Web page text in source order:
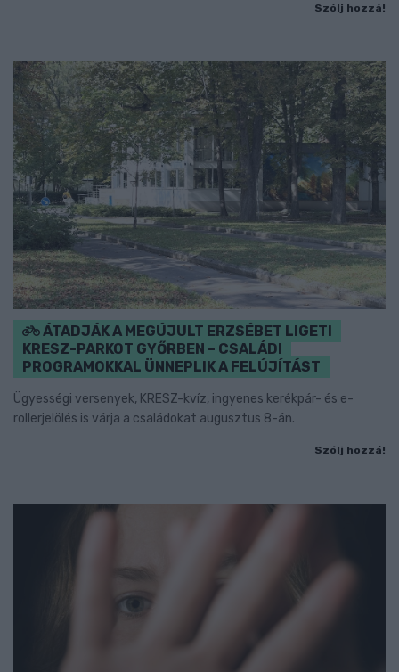
Szólj hozzá!
ÁTADJÁK A MEGÚJULT ERZSÉBET LIGETI
KRESZ-PARKOT GYŐRBEN – CSALÁDI
PROGRAMOKKAL ÜNNEPLIK A FELÚJÍTÁST
Ügyességi versenyek, KRESZ-kvíz, ingyenes kerékpár- és e-
rollerjelölés is várja a családokat augusztus 8-án.
Szólj hozzá!